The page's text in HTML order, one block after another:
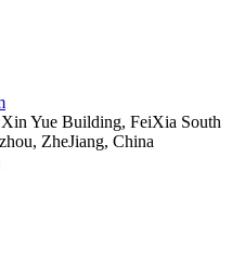
Yue Building, FeiXia South
ZheJiang, China